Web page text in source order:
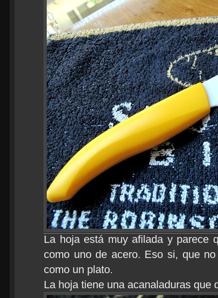
La hoja está muy afilada y parece
como uno de acero. Eso si, que
como un plato.
La hoja tiene una acanaladuras que